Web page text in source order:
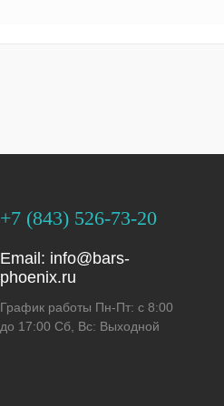
+7 (843) 526-73-20
Email: info@bars-
phoenix.ru
График работы Пн-Пт: с 8:00
до 17:00 Сб, Вс: Выходной